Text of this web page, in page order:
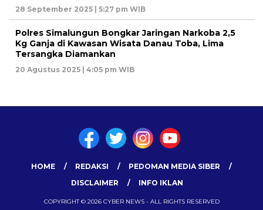
28 September 2025 | 5:27 pm WIB
Polres Simalungun Bongkar Jaringan Narkoba 2,5
Kg Ganja di Kawasan Wisata Danau Toba, Lima
Tersangka Diamankan
20 Agustus 2025 | 4:05 pm WIB
HOME REDAKSI
PEDOMAN MEDIA SIBER
DISCLAIMER
INFO IKLAN
COPYRIGHT © 2026 CYBER NEWS - ALL RIGHTS RESERVED